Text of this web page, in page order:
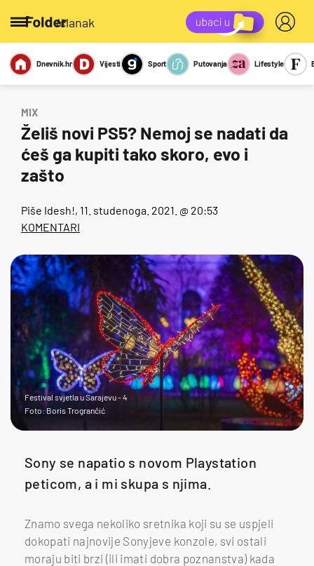
/članak
Miks Kviz
Report
Sexy
Dnevnik.hr Vijesti Sport Putovanja Lifestyle
MIX
Želiš novi PS5? Nemoj se nadati da
ćeš ga kupiti tako skoro, evo i
zašto
Piše Idesh!, 11. studenoga. 2021. @ 20:53
KOMENTARI
Festival svjetla u Sarajevu - 4
Foto: Boris Trogrančić
Sony se napatio s novom Playstation
peticom, a i mi skupa s njima.
Znamo svega nekoliko sretnika koji su se uspjeli
dokopati najnovije Sonyjeve konzole, svi ostali
moraju biti brzi (ili imati dobra poznanstva) kada